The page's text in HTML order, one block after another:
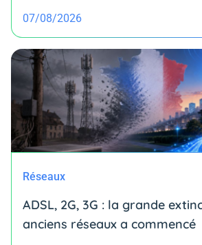
07/08/2026
Réseaux
ADSL, 2G, 3G : la grande
anciens réseaux a commencé